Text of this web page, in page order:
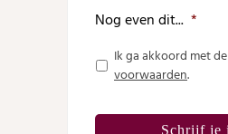
Nog even dit... *
Ik ga akkoord met de
voorwaarden.